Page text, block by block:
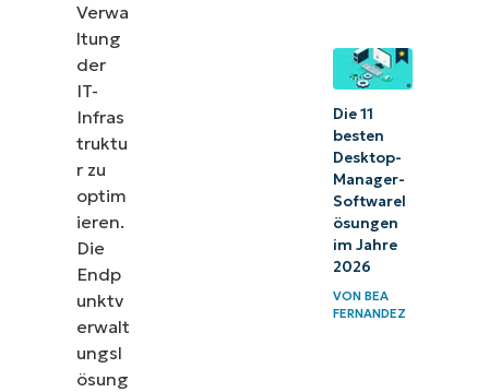
Verwa
ltung
der
IT-
Infras
truktu
r zu
optim
ieren.
Die
Endp
unktv
erwalt
ungsl
ösung
Die 11
besten
Desktop-
Manager-
Softwarel
ösungen
im Jahre
2026
VONBEA
FERNANDEZ